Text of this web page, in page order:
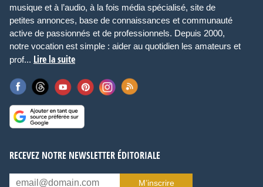
musique et à l’audio, à la fois média spécialisé, site de
petites annonces, base de connaissances et communauté
active de passionnés et de professionnels. Depuis 2000,
notre vocation est simple : aider au quotidien les amateurs et
prof... Lire la suite
RECEVEZ NOTRE NEWSLETTER ÉDITORIALE
M’inscrire